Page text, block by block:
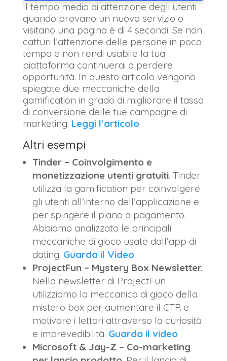
Il tempo medio di attenzione degli utenti
quando provano un nuovo servizio o
visitano una pagina è di 4 secondi. Se non
catturi l’attenzione delle persone in poco
tempo e non rendi usabile la tua
piattaforma continuerai a perdere
opportunità. In questo articolo vengono
spiegate due meccaniche della
gamification in grado di migliorare il tasso
di conversione delle tue campagne di
marketing. Leggi l’articolo
Altri esempi
Tinder – Coinvolgimento e
monetizzazione utenti gratuiti. Tinder
utilizza la gamification per coinvolgere
gli utenti all’interno dell’applicazione e
per spingere il piano a pagamento.
Abbiamo analizzato le principali
meccaniche di gioco usate dall’app di
dating. Guarda il Video
ProjectFun – Mystery Box Newsletter.
Nella newsletter di ProjectFun
utilizziamo la meccanica di gioco della
mistero box per aumentare il CTR e
motivare i lettori attraverso la curiosità
e imprevedibilità. Guarda il video
Microsoft & Jay-Z – Co-marketing